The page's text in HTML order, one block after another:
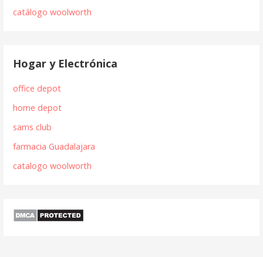
catálogo woolworth
Hogar y Electrónica
office depot
home depot
sams club
farmacia Guadalajara
catalogo woolworth